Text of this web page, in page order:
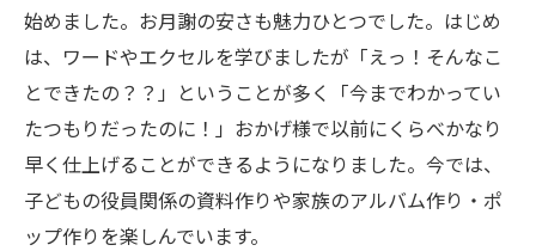
始めました。お月謝の安さも魅力ひとつでした。はじめ
は、ワードやエクセルを学びましたが「えっ！そんなこ
とできたの？？」ということが多く「今までわかってい
たつもりだったのに！」おかげ様で以前にくらべかなり
早く仕上げることができるようになりました。今では、
子どもの役員関係の資料作りや家族のアルバム作り・ポ
ップ作りを楽しんでいます。